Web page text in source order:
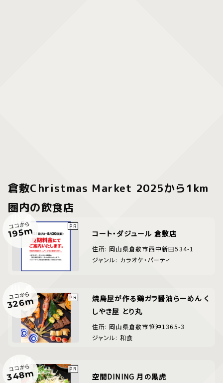
倉敷Christmas Market 2025から1km
圏内の飲食店
ココから
195m コート・ダジュール 倉敷店
住所: 岡山県倉敷市西中新田534-1
ジャンル: カラオケ・パーティ
ココから
326m
焼鳥屋が作る鶏ガラ醤油らーめん く
しやき屋 とり丸
住所: 岡山県倉敷市笹沖1365-3
ジャンル: 和食
ココから
348m 空間DINING 月の黒虎